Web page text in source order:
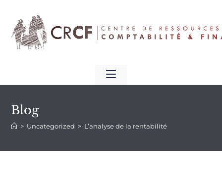
Blog
> Uncategorized > L’analyse de la rentabilité